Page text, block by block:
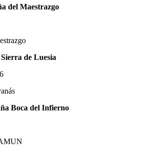
del Maestrazgo
de Luesia
Boca del Infierno